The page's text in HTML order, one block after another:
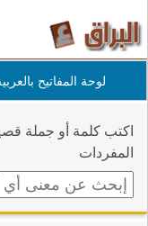
لوحة المفاتيح
اكتب كلمة أو جملة
المفردات